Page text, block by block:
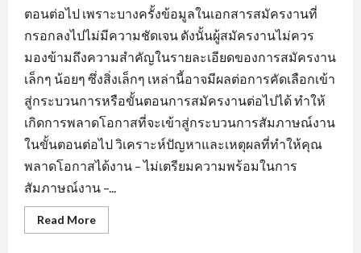
ตอนต่อไป เพราะบางครั้งข้อมูลในเอกสารสมัครงานที่
กรอกลงไปไม่มีความชัดเจน ดังนั้นผู้สมัครงานไม่ควร
มองข้ามถึงความสำคัญในรายละเอียดของการสมัครงาน
เล็กๆ น้อยๆ ซึ่งสิ่งเล็กๆ เหล่านี้อาจมีผลต่อการคัดเลือกเข้า
สู่กระบวนการหรือขั้นตอนการสมัครงานต่อไปได้ ทำให้
เกิดการพลาดโอกาสที่จะเข้าสู่กระบวนการสัมภาษณ์งาน
ในขั้นตอนต่อไป วิเคราะห์ปัญหาและเหตุผลที่ทำให้คุณ
พลาดโอกาสได้งาน – ไม่เตรียมความพร้อมในการ
สัมภาษณ์งาน –...
Read MoreRead
more